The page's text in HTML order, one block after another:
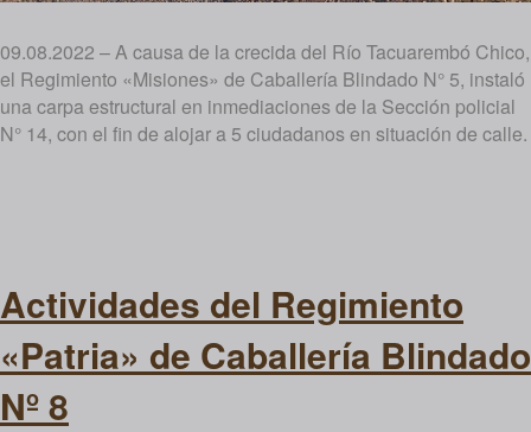
09.08.2022 – A causa de la crecida del Río Tacuarembó Chico,
el Regimiento «Misiones» de Caballería Blindado N° 5, instaló
una carpa estructural en inmediaciones de la Sección policial
N° 14, con el fin de alojar a 5 ciudadanos en situación de calle.
Actividades del Regimiento
«Patria» de Caballería Blindado
Nº 8